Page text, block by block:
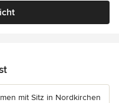
mit Sitz in Nordkirchen